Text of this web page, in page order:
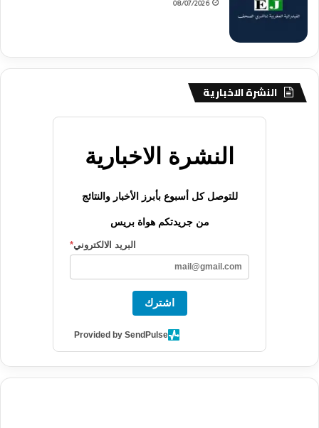
08/07/2026
النشرة الاخبارية
النشرة الاخبارية
للتوصل كل أسبوع بأبرز الأخبار والنتائج
من جريدتكم هواة بريس
البريد الالكتروني*
اشترك
Provided by SendPulse